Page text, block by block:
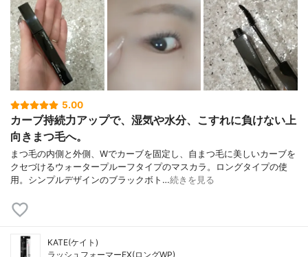
5.00
カーブ持続力アップで、湿気や水分、こすれに負けない上
向きまつ毛へ。
まつ毛の内側と外側、Wでカーブを固定し、自まつ毛に美しいカーブを
クセづけるウォータープルーフタイプのマスカラ。ロングタイプの使
用。シンプルデザインのブラックボト…続きを見る
KATE(ケイト)
ラッシュフォーマーEX(ロングWP)